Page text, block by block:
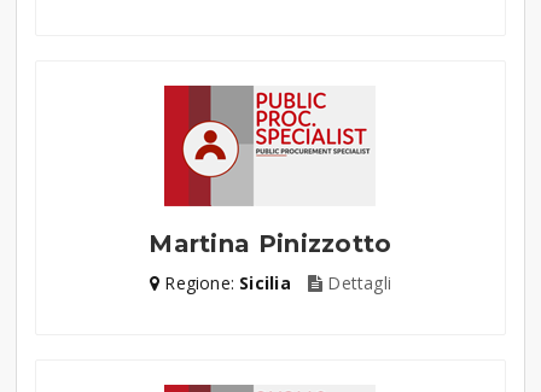
Martina Pinizzotto
Regione: Sicilia Dettagli